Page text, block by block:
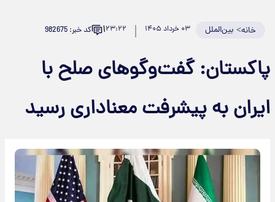
خانه> بین‌الملل ۰۳ خرداد ۱۴۰۵ ۲۳:۲۲۱ کد خبر: 982675
پاکستان: گفت‌وگوهای صلح با
ایران به پیشرفت معناداری رسید